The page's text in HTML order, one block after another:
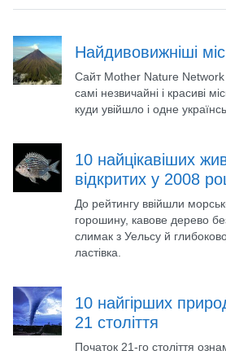
Найдивовижніші
Сайт Mother Nature Network
самі незвичайні і красиві
куди увійшло і одне
10 найцікавіших
відкритих у 2008
До рейтингу ввійшли
горошину, кавове дерево
слимак з Уельсу й
ластівка.
10 найгірших
21 століття
Початок 21-го століття